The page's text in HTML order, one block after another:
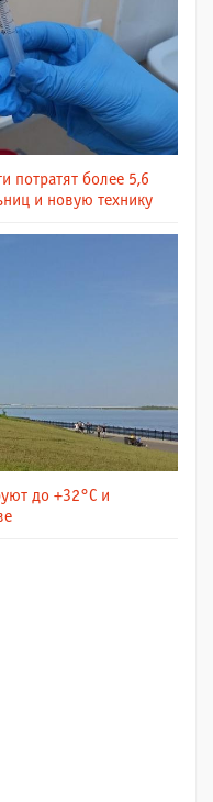
потратят более 5,6
и новую технику
до +32°C и